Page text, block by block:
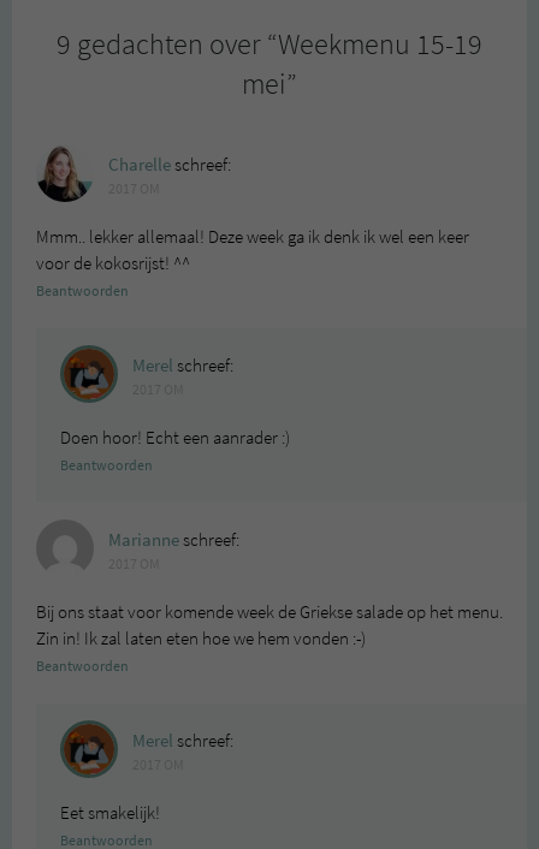
9 gedachten over “Weekmenu 15-19
mei”
Charelleschreef:
Mmm.. lekker allemaal! Deze week ga ik denk ik wel een keer
voor de kokosrijst! ^^
Beantwoorden
Merel schreef:
Doen hoor! Echt een aanrader :)
Beantwoorden
Marianneschreef:
Bij ons staat voor komende week de Griekse salade op het menu.
Zin in! Ik zal laten eten hoe we hem vonden :-)
Beantwoorden
Merel schreef:
Eet smakelijk!
Beantwoorden